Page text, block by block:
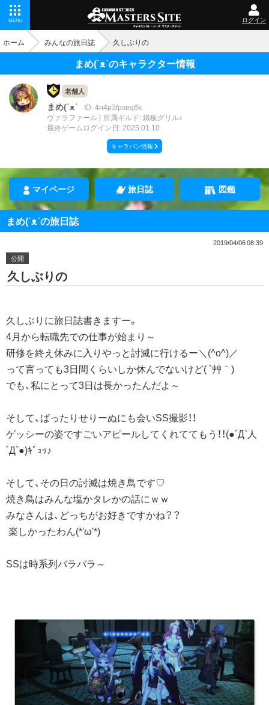
MENU ログイン
ホーム みんなの旅日誌 久しぶりの
まめ(˙ᴥ˙のキャラクター情報
老舗人
まめ(˙ᴥ˙
ID: 4n4p3fpseq6k
ヴァラファール
所属ギルド: 鐵板グリル♪
最終ゲームログイン日: 2025.01.10
キャラバン情報
マイページ 旅日誌 図鑑
まめ(˙ᴥ˙の旅日誌
2019/04/06 08:39
公開
久しぶりの
久しぶりに旅日誌書きますー。
4月から転職先での仕事が始まり～
研修を終え休みに入りやっと討滅に行けるー＼(^o^)／
って言っても3日間くらいしか休んでないけど( ´艸｀)
でも、私にとって3日は長かったんだよ～
そして、ばったりせりーぬにも会いSS撮影！！
ゲッシーの姿ですごいアピールしてくれててもう！！(●´Д`人
´Д`●)ｷﾞｭｯ♪
そして、その日の討滅は焼き鳥です♡
焼き鳥はみんな塩かタレかの話にｗｗ
みなさんは、どっちがお好きですかね？？
楽しかったわん(*'ω'*)
SSは時系列バラバラ～